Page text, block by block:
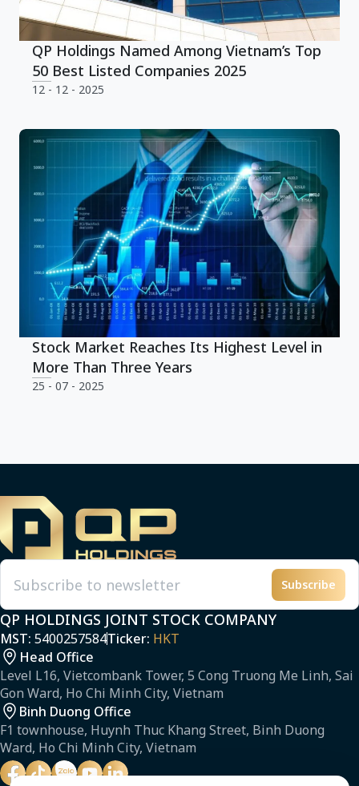
QP Holdings Named Among Vietnam’s Top
50 Best Listed Companies 2025
12 - 12 - 2025
Stock Market Reaches Its Highest Level in
More Than Three Years
25 - 07 - 2025
Email Subscribe
QP HOLDINGS JOINT STOCK COMPANY
MST: 5400257584Ticker: HKT
Head Office
Level L16, Vietcombank Tower, 5 Cong Truong Me Linh, Sai
Gon Ward, Ho Chi Minh City, Vietnam
Binh Duong Office
F1 townhouse, Huynh Thuc Khang Street, Binh Duong
Ward, Ho Chi Minh City, Vietnam